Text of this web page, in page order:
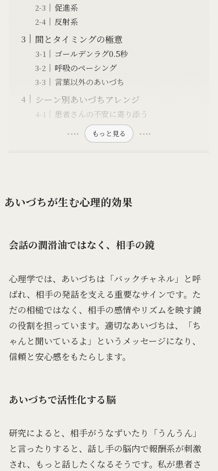
促進系
反射系
間とタイミングの極意
ゴールデンラグ0.5秒
呼吸のペーシング
言葉以外のあいづち
シーン別あいづちアレンジ
患者さんの不安に寄り添う
もっと見る
あいづちが生む心理的効果
会話の潤滑油ではなく、相手の鏡
心理学では、あいづちは「バックチャネル」と呼
ばれ、相手の発話を支える重要なサインです。た
だの相槌ではなく、相手の感情やリズムを映す鏡
の役割を担っています。適切なあいづちは、「ち
ゃんと聞いているよ」というメッセージになり、
信頼と安心感をもたらします。
あいづちで活性化する脳
研究によると、相手がうなずいたり「うんうん」
と言ったりすると、話し手の脳内で報酬系が刺激
され、もっと話したくなるそうです。私が患者さ